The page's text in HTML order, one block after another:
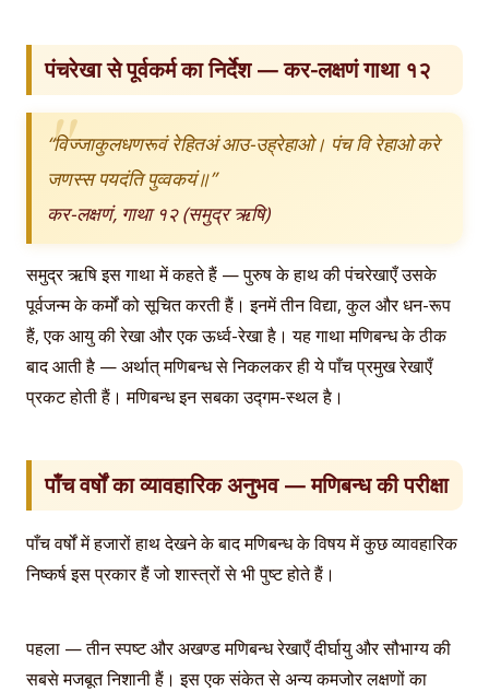
पंचरेखा से पूर्वकर्म का निर्देश — कर-लक्षणं गाथा १२
“विज्जाकुलधणरूवं रेहितअं आउ-उह्रेहाओ। पंच वि रेहाओ करे
जणस्स पयदंति पुव्वकयं॥”
कर-लक्षणं, गाथा १२ (समुद्र ऋषि)
समुद्र ऋषि इस गाथा में कहते हैं — पुरुष के हाथ की पंचरेखाएँ उसके
पूर्वजन्म के कर्मों को सूचित करती हैं। इनमें तीन विद्या, कुल और धन-रूप
हैं, एक आयु की रेखा और एक ऊर्ध्व-रेखा है। यह गाथा मणिबन्ध के ठीक
बाद आती है — अर्थात् मणिबन्ध से निकलकर ही ये पाँच प्रमुख रेखाएँ
प्रकट होती हैं। मणिबन्ध इन सबका उद्गम-स्थल है।
पाँच वर्षों का व्यावहारिक अनुभव — मणिबन्ध की परीक्षा
पाँच वर्षों में हजारों हाथ देखने के बाद मणिबन्ध के विषय में कुछ व्यावहारिक
निष्कर्ष इस प्रकार हैं जो शास्त्रों से भी पुष्ट होते हैं।
पहला — तीन स्पष्ट और अखण्ड मणिबन्ध रेखाएँ दीर्घायु और सौभाग्य की
सबसे मजबूत निशानी हैं। इस एक संकेत से अन्य कमजोर लक्षणों का